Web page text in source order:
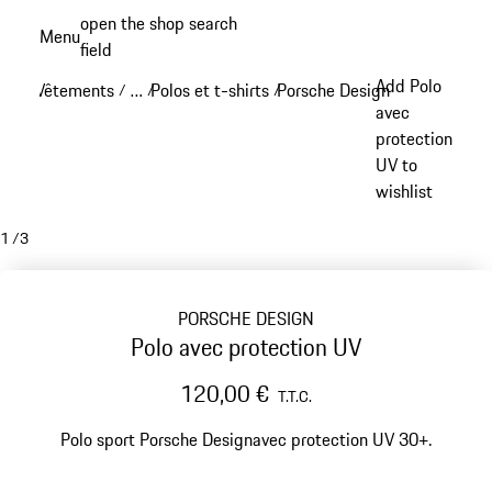
principal
Menuopen the shop search
field
Vêtements / …
Reveal collapsed breadcrumb items
/Polos et t-shirts /Porsche Design Polos &
Add Polo
avec
protection
UV to
wishlist
1 /3
PORSCHE DESIGN
Polo avec protection UV
120,00 € T.T.C.
Polo sport Porsche Designavec protection UV 30+.